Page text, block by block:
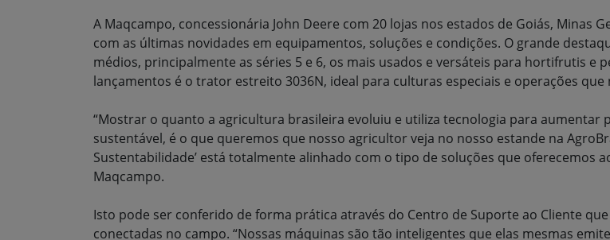
A Maqcampo, concessionária John Deere com 20 lojas nos estados de Goiás, Minas
com as últimas novidades em equipamentos, soluções e condições. O grande
médios, principalmente as séries 5 e 6, os mais usados e versáteis para hortifrutis e
lançamentos é o trator estreito 3036N, ideal para culturas especiais e operações
“Mostrar o quanto a agricultura brasileira evoluiu e utiliza tecnologia para aumentar
sustentável, é o que queremos que nosso agricultor veja no nosso estande na
Sustentabilidade’ está totalmente alinhado com o tipo de soluções que oferecemos
Maqcampo.
Isto pode ser conferido de forma prática através do Centro de Suporte ao Cliente
conectadas no campo. “Nossas máquinas são tão inteligentes que elas mesmas